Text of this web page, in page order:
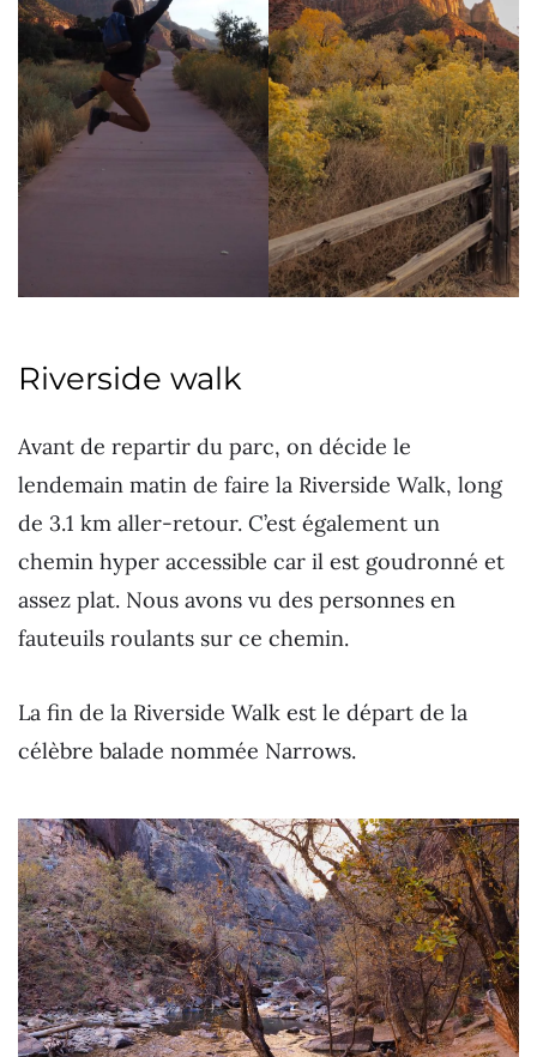
Riverside walk
Avant de repartir du parc, on décide le
lendemain matin de faire la Riverside Walk, long
de 3.1 km aller-retour. C’est également un
chemin hyper accessible car il est goudronné et
assez plat. Nous avons vu des personnes en
fauteuils roulants sur ce chemin.
La fin de la Riverside Walk est le départ de la
célèbre balade nommée Narrows.